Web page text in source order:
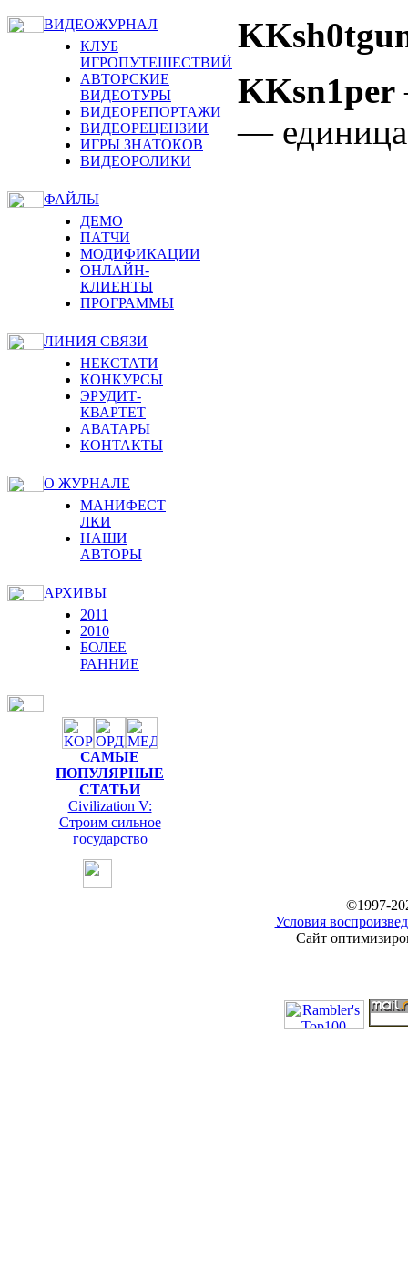
ВИДЕОЖУРНАЛ
КЛУБ
ИГРОПУТЕШЕСТВИЙ
АВТОРСКИЕ
ВИДЕОТУРЫ
ВИДЕОРЕПОРТАЖИ
ВИДЕОРЕЦЕНЗИИ
ИГРЫ ЗНАТОКОВ
ВИДЕОРОЛИКИ
ФАЙЛЫ
ДЕМО
ПАТЧИ
МОДИФИКАЦИИ
ОНЛАЙН-
КЛИЕНТЫ
ПРОГРАММЫ
ЛИНИЯ СВЯЗИ
НЕКСТАТИ
КОНКУРСЫ
ЭРУДИТ-
КВАРТЕТ
АВАТАРЫ
КОНТАКТЫ
О ЖУРНАЛЕ
МАНИФЕСТ
ЛКИ
НАШИ
АВТОРЫ
АРХИВЫ
2011
2010
БОЛЕЕ
РАННИЕ
САМЫЕ
ПОПУЛЯРНЫЕ
СТАТЬИ
Civilization V:
Строим сильное
государство
KKsn1per
—
©1997-
Условия
Сайт